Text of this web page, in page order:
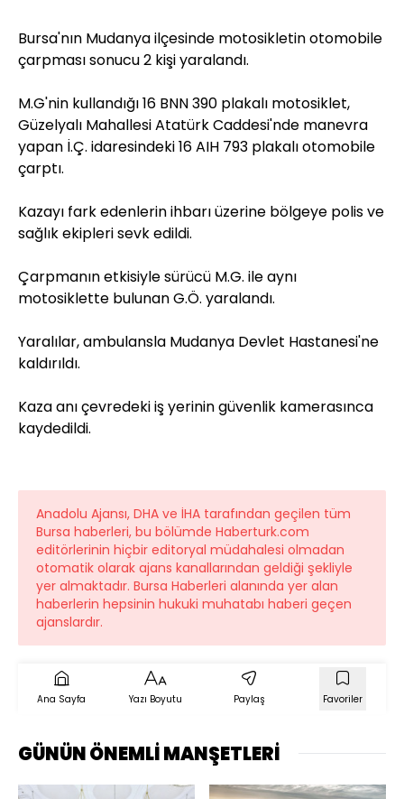
Bursa'nın Mudanya ilçesinde motosikletin otomobile
çarpması sonucu 2 kişi yaralandı.
M.G'nin kullandığı 16 BNN 390 plakalı motosiklet,
Güzelyalı Mahallesi Atatürk Caddesi'nde manevra
yapan İ.Ç. idaresindeki 16 AIH 793 plakalı otomobile
çarptı.
Kazayı fark edenlerin ihbarı üzerine bölgeye polis ve
sağlık ekipleri sevk edildi.
Çarpmanın etkisiyle sürücü M.G. ile aynı
motosiklette bulunan G.Ö. yaralandı.
Yaralılar, ambulansla Mudanya Devlet Hastanesi'ne
kaldırıldı.
Kaza anı çevredeki iş yerinin güvenlik kamerasınca
kaydedildi.
Anadolu Ajansı, DHA ve İHA tarafından geçilen tüm
Bursa haberleri, bu bölümde Haberturk.com
editörlerinin hiçbir editoryal müdahalesi olmadan
otomatik olarak ajans kanallarından geldiği şekliyle
yer almaktadır. Bursa Haberleri alanında yer alan
haberlerin hepsinin hukuki muhatabı haberi geçen
ajanslardır.
Ana Sayfa Yazı Boyutu Paylaş Favoriler
GÜNÜN ÖNEMLİ MANŞETLERİ